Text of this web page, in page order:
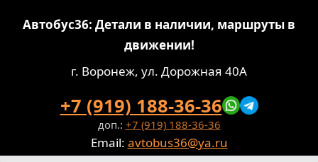
Автобус36: Детали в наличии, маршруты в
движении!
г. Воронеж, ул. Дорожная 40А
+7 (919) 188-36-36
доп.: +7 (919) 188-36-36
Email: avtobus36@ya.ru